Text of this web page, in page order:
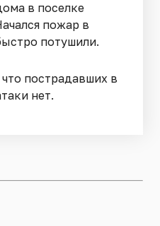
в поселке
пожар в
потушили.
пострадавших в
нет.